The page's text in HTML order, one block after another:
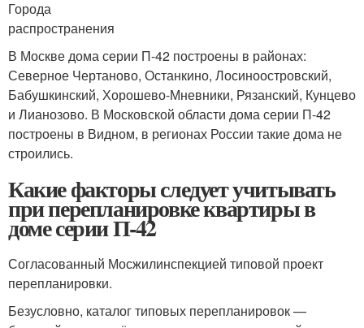
Города
распространения
В Москве дома серии П-42 построены в районах:
Северное Чертаново, Останкино, Лосиноостровский,
Бабушкинский, Хорошево-Мневники, Рязанский, Кунцево
и Лианозово. В Московской области дома серии П-42
построены в Видном, в регионах России такие дома не
строились.
Какие факторы следует учитывать
при перепланировке квартиры в
доме серии П-42
Согласованный Мосжилинспекцией типовой проект
перепланировки.
Безусловно, каталог типовых перепланировок —